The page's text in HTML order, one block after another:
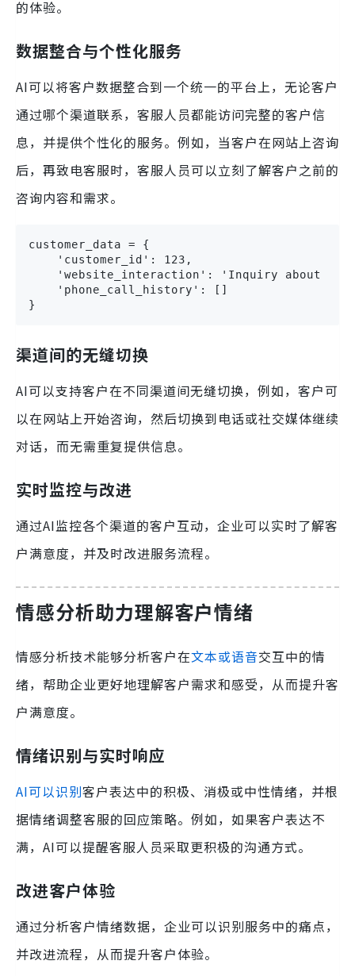
的体验。
数据整合与个性化服务
AI可以将客户数据整合到一个统一的平台上，无论客户
通过哪个渠道联系，客服人员都能访问完整的客户信
息，并提供个性化的服务。例如，当客户在网站上咨询
后，再致电客服时，客服人员可以立刻了解客户之前的
咨询内容和需求。
customer_data = {
    'customer_id': 123,
'website_interaction': 'Inquiry about
    'phone_call_history': []
}
渠道间的无缝切换
AI可以支持客户在不同渠道间无缝切换，例如，客户可
以在网站上开始咨询，然后切换到电话或社交媒体继续
对话，而无需重复提供信息。
实时监控与改进
通过AI监控各个渠道的客户互动，企业可以实时了解客
户满意度，并及时改进服务流程。
情感分析助力理解客户情绪
情感分析技术能够分析客户在文本或语音交互中的情
绪，帮助企业更好地理解客户需求和感受，从而提升客
户满意度。
情绪识别与实时响应
AI可以识别客户表达中的积极、消极或中性情绪，并根
据情绪调整客服的回应策略。例如，如果客户表达不
满，AI可以提醒客服人员采取更积极的沟通方式。
改进客户体验
通过分析客户情绪数据，企业可以识别服务中的痛点，
并改进流程，从而提升客户体验。